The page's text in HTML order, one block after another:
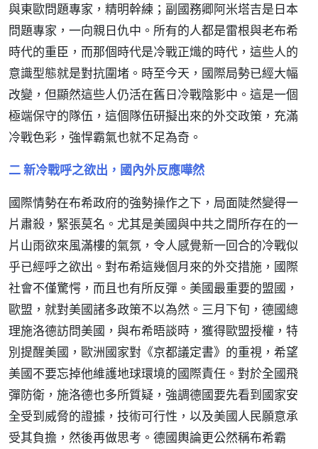
與東歐問題專家，精明幹練；副國務卿阿米塔吉是日本
問題專家，一向親日仇中。所有的人都是雷根與老布希
時代的重臣，而那個時代是冷戰正熾的時代，這些人的
意識型態就是對抗圍堵。時至今天，國際局勢已經大幅
改變，但顯然這些人仍活在舊日冷戰陰影中。這是一個
極端保守的隊伍，這個隊伍研擬出來的外交政策，充滿
冷戰色彩，強悍霸氣也就不足為奇。
二 新冷戰呼之欲出，國內外反應嘩然
國際情勢在布希政府的強勢操作之下，局面陡然變得一
片肅殺，緊張莫名。尤其是美國與中共之間所存在的一
片山雨欲來風滿樓的氣氛，令人感覺新一回合的冷戰似
乎已經呼之欲出。對布希這幾個月來的外交措施，國際
社會不僅驚愕，而且也有所反彈。美國最重要的盟國，
歐盟，就對美國諸多政策不以為然。三月下旬，德國總
理施洛德訪問美國，與布希晤談時，獲得歐盟授權，特
別提醒美國，歐洲國家對《京都議定書》的重視，希望
美國不要忘掉他維護地球環境的國際責任。對於全國飛
彈防衛，施洛德也多所質疑，強調德國要先看到國家安
全受到威脅的證據，技術可行性，以及美國人民願意承
受其負擔，然後再做思考。德國輿論更公然稱布希霸